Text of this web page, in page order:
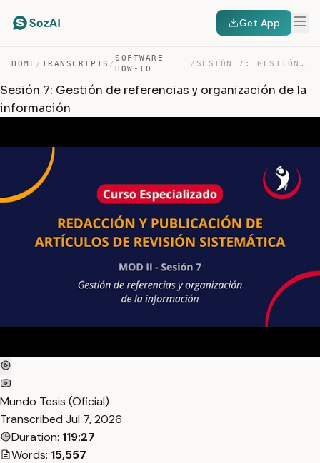
Get App
HOME / TRANSCRIPTS /
SOFTWARE
HOW-TO
/ SESIÓN 7: GESTIÓN DE REFERENCIAS Y ORGANIZACIÓN DE LA I… — TRANSCRIPT
Sesión 7: Gestión de referencias y organización de la
información
Mundo Tesis (Oficial)
Transcribed Jul 7, 2026
Duration: 119:27
Words: 15,557